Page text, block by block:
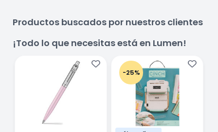
Productos buscados por nuestros clientes
¡Todo lo que necesitas está en Lumen!
-25%